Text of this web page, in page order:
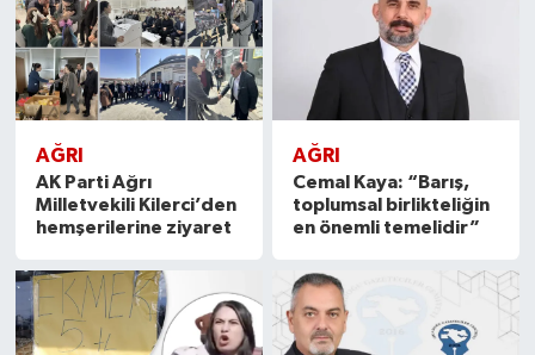
AĞRI
AK Parti Ağrı
Milletvekili Kilerci’den
hemşerilerine ziyaret
AĞRI
Cemal Kaya: “Barış,
toplumsal birlikteliğin
en önemli temelidir”